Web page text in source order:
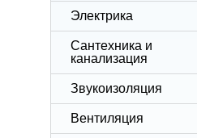
Электрика
Сантехника и
канализация
Звукоизоляция
Вентиляция